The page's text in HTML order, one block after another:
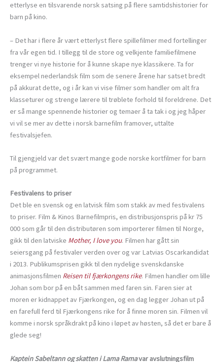
etterlyse en tilsvarende norsk satsing på flere samtidshistorier for
barn på kino.
– Det har i flere år vært etterlyst flere spillefilmer med fortellinger
fra vår egen tid. I tillegg til de store og velkjente familiefilmene
trenger vi nye historie for å kunne skape nye klassikere. Ta for
eksempel nederlandsk film som de senere årene har satset bredt
på akkurat dette, og i år kan vi vise filmer som handler om alt fra
klasseturer og strenge lærere til trøblete forhold til foreldrene. Det
er så mange spennende historier og temaer å ta tak i og jeg håper
vi vil se mer av dette i norsk barnefilm framover, uttalte
festivalsjefen.
Til gjengjeld var det svært mange gode norske kortfilmer for barn
på programmet.
Festivalens to priser
Det ble en svensk og en latvisk film som stakk av med festivalens
to priser. Film & Kinos Barnefilmpris, en distribusjonspris på kr 75
000 som går til den distributøren som importerer filmen til Norge,
gikk til den latviske Mother, I love you. Filmen har gått sin
seiersgang på festivaler verden over og var Latvias Oscarkandidat
i 2013. Publikumsprisen gikk til den nydelige svenskdanske
animasjonsfilmen Reisen til fjærkongens rike. Filmen handler om lille
Johan som bor på en båt sammen med faren sin. Faren sier at
moren er kidnappet av Fjærkongen, og en dag legger Johan ut på
en farefull ferd til Fjærkongens rike for å finne moren sin. Filmen vil
komme i norsk språkdrakt på kino i løpet av høsten, så det er bare å
glede seg!
Kaptein Sabeltann og skatten i Lama Ramavar avslutningsfilm